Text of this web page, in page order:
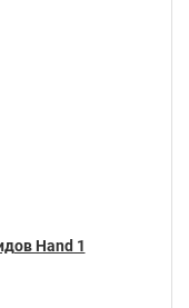
Hand 1